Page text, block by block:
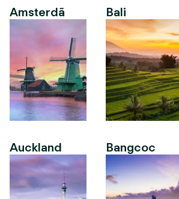
Amsterdã
Auckland
Bali
Bangcoc